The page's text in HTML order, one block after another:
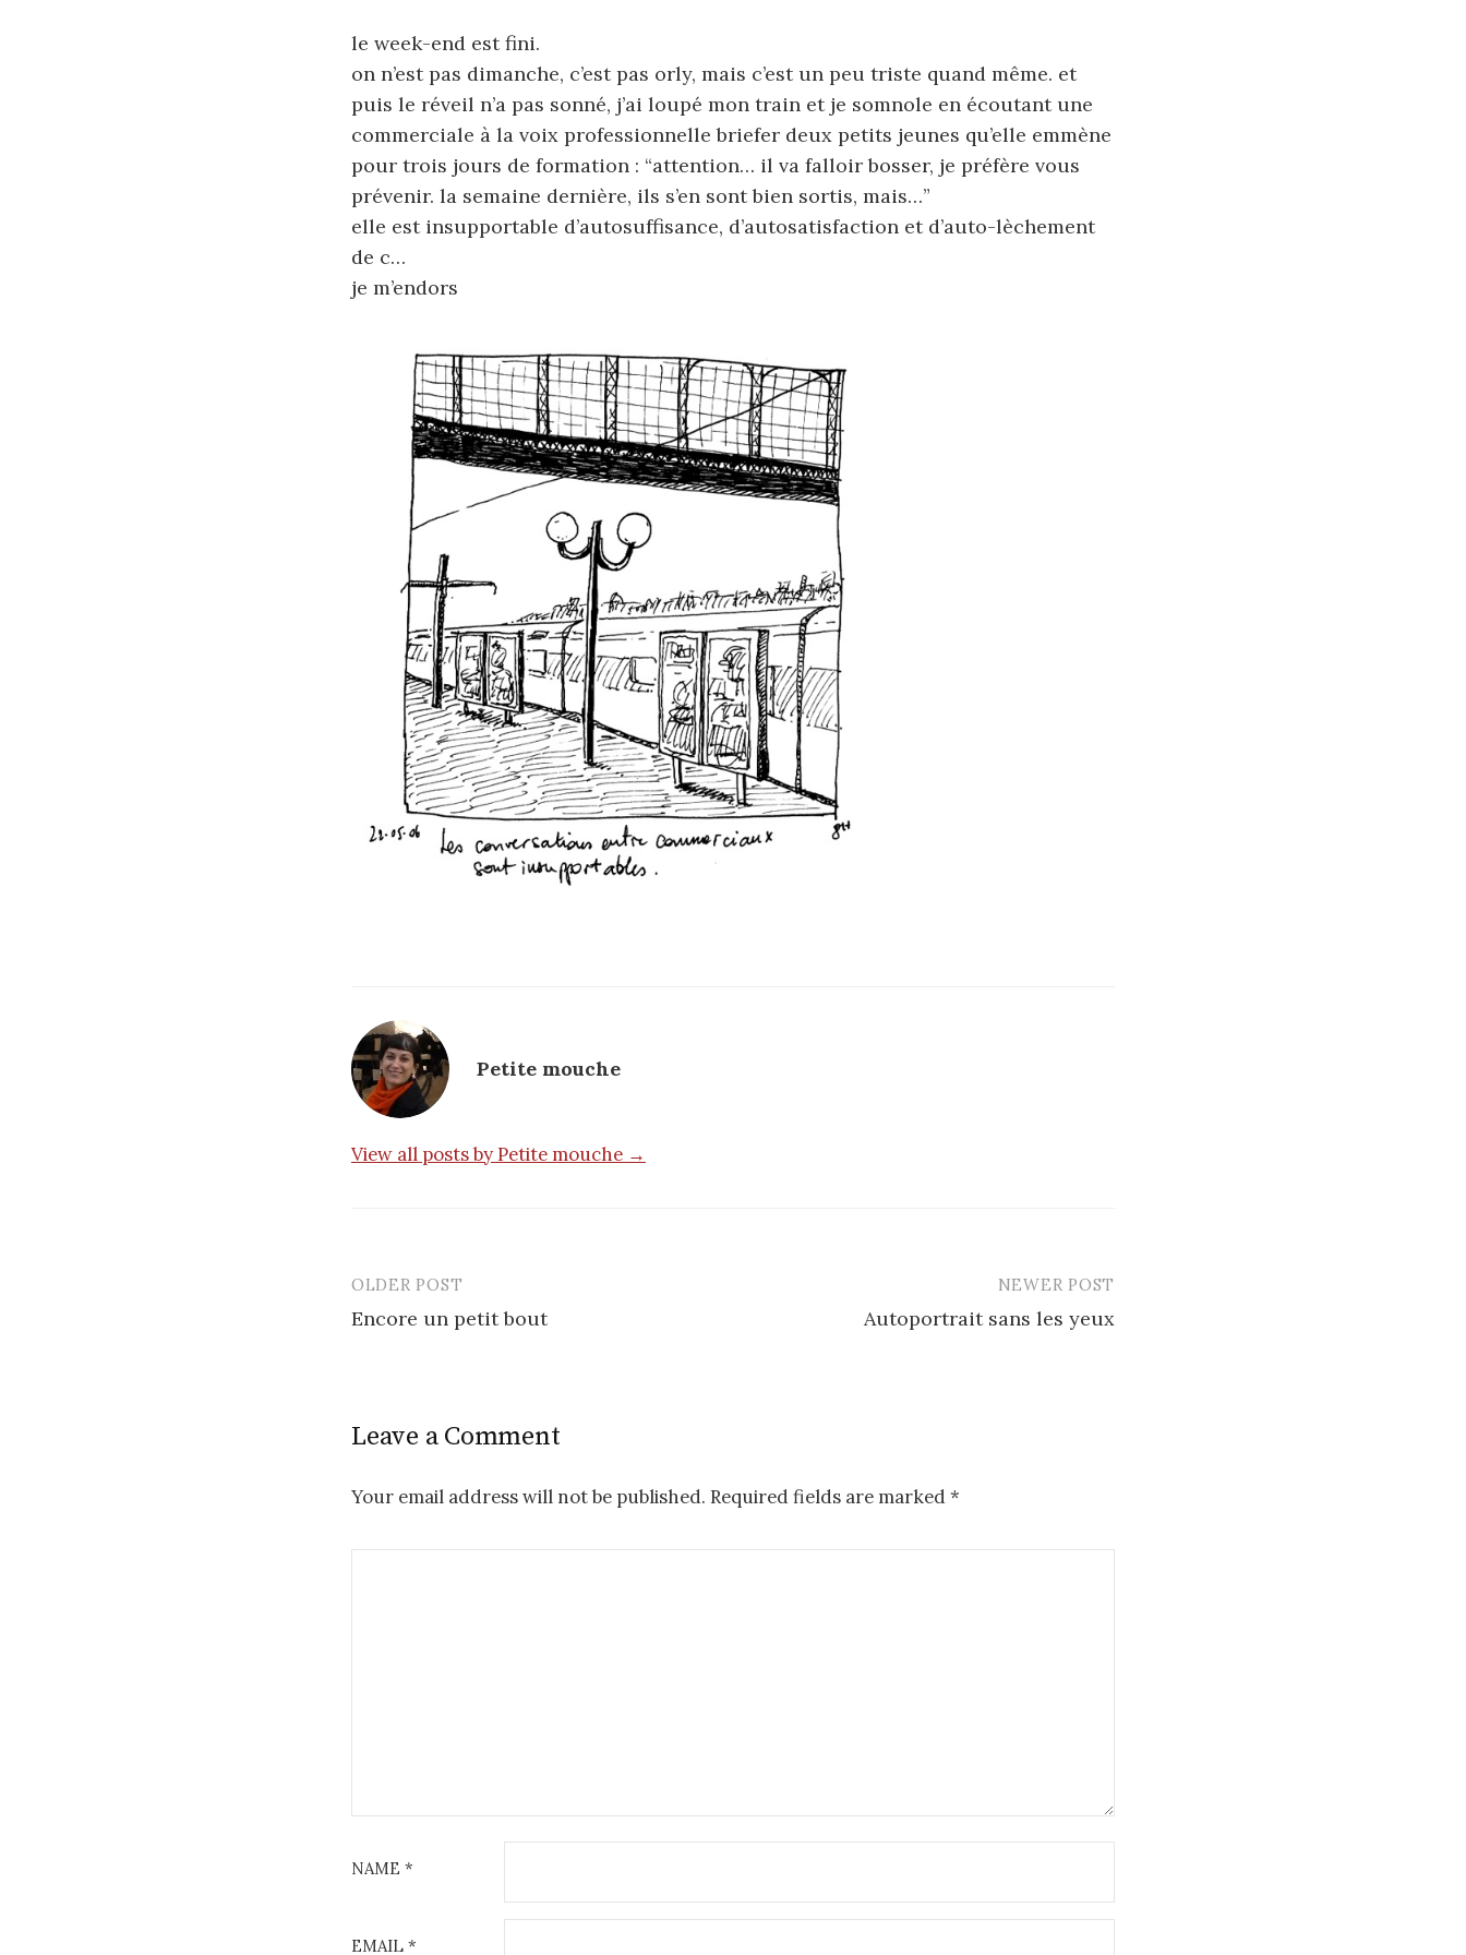
le week-end est fini.
on n’est pas dimanche, c’est pas orly, mais c’est un peu triste quand même. et
puis le réveil n’a pas sonné, j’ai loupé mon train et je somnole en écoutant une
commerciale à la voix professionnelle briefer deux petits jeunes qu’elle emmène
pour trois jours de formation : “attention… il va falloir bosser, je préfère vous
prévenir. la semaine dernière, ils s’en sont bien sortis, mais…”
elle est insupportable d’autosuffisance, d’autosatisfaction et d’auto-lèchement
de c…
je m’endors
Petite mouche
View all posts by Petite mouche →
Post
navigation
OLDER POST
Encore un petit bout
NEWER POST
Autoportrait sans les yeux
Leave a Comment
Your email address will not be published. Required fields are marked *
NAME *
EMAIL *